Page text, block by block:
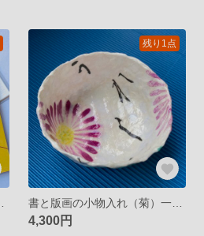
残り1点
書と版画の小物入れ（菊）一閑張り
4,300円